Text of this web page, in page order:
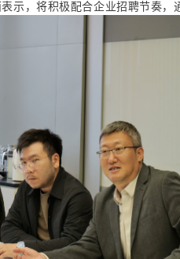
示，将积极配合企业招聘节奏